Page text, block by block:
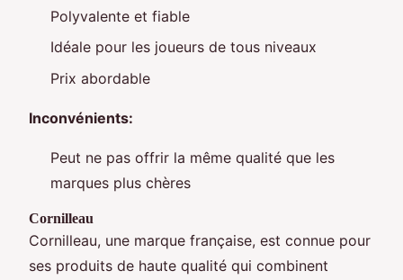
Polyvalente et fiable
Idéale pour les joueurs de tous niveaux
Prix abordable
Inconvénients:
Peut ne pas offrir la même qualité que les
marques plus chères
Cornilleau
Cornilleau, une marque française, est connue pour
ses produits de haute qualité qui combinent